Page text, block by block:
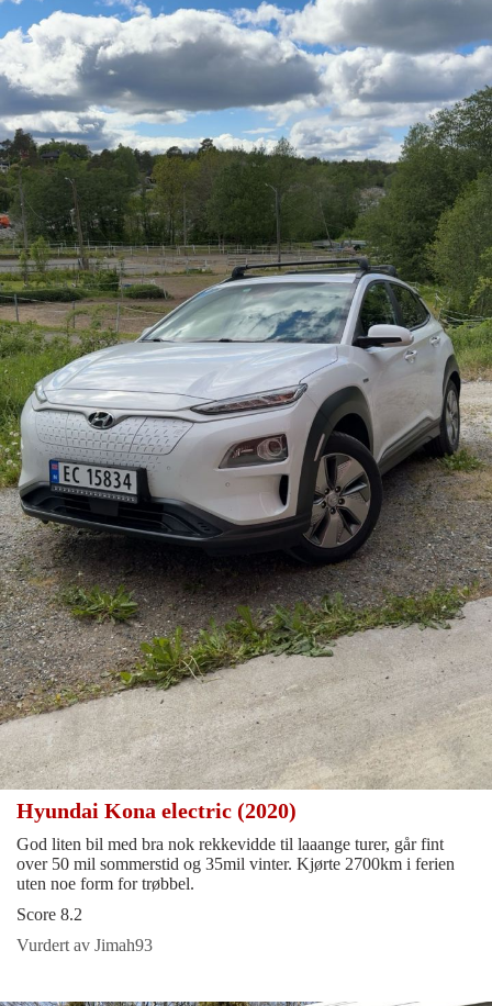
Hyundai Kona electric (2020)
God liten bil med bra nok rekkevidde til laaange turer, går fint
over 50 mil sommerstid og 35mil vinter. Kjørte 2700km i ferien
uten noe form for trøbbel.
Score 8.2
Vurdert av Jimah93